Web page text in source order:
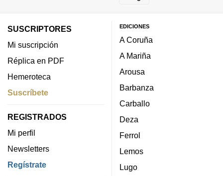
SUSCRIPTORES
Mi suscripción
Réplica en PDF
Hemeroteca
Suscríbete
REGISTRADOS
Mi perfil
Newsletters
Regístrate
EDICIONES
A Coruña
A Mariña
Arousa
Barbanza
Carballo
Deza
Ferrol
Lemos
Lugo